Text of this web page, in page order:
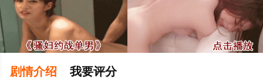
剧情介绍 我要评分